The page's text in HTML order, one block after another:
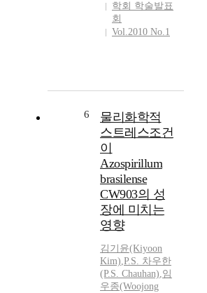
학회 학술발표
회
Vol.2010 No.1
6
물리화학적
스트레스조건
이
Azospirillum
brasilense
CW903의 성
장에 미치는
영향
김기윤(Kiyoon
Kim),P.S. 차우한
(P.S. Chauhan),임
우종(Woojong